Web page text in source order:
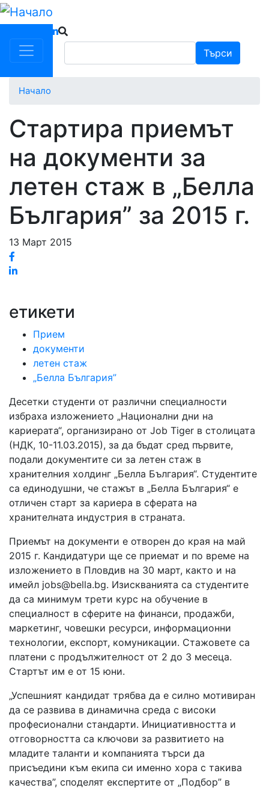
Търси
Начало
Стартира приемът
на документи за
летен стаж в „Белла
България” за 2015 г.
13 Март 2015
етикети
Прием
документи
летен стаж
„Белла България”
Десетки студенти от различни специалности
избраха изложението „Национални дни на
кариерата“, организирано от Job Tiger в столицата
(НДК, 10-11.03.2015), за да бъдат сред първите,
подали документите си за летен стаж в
хранителния холдинг „Белла България“. Студентите
са единодушни, че стажът в „Белла България“ е
отличен старт за кариера в сферата на
хранителната индустрия в страната.
Приемът на документи е отворен до края на май
2015 г. Кандидатури ще се приемат и по време на
изложението в Пловдив на 30 март, както и на
имейл jobs@bella.bg. Изискванията са студентите
да са минимум трети курс на обучение в
специалност в сферите на финанси, продажби,
маркетинг, човешки ресурси, информационни
технологии, експорт, комуникации. Стажовете са
платени с продължителност от 2 до 3 месеца.
Стартът им е от 15 юни.
„Успешният кандидат трябва да е силно мотивиран
да се развива в динамична среда с високи
професионални стандарти. Инициативността и
отговорността са ключови за развитието на
младите таланти и компанията търси да
присъедини към екипа си именно хора с такива
качества”, споделят експертите от „Подбор” в